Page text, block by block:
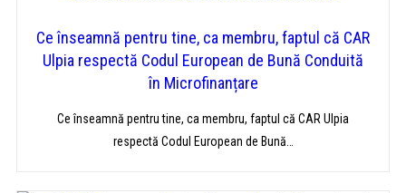
Ce înseamnă pentru tine, ca membru, faptul că CAR
Ulpia respectă Codul European de Bună Conduită
în Microfinanțare
Ce înseamnă pentru tine, ca membru, faptul că CAR Ulpia
respectă Codul European de Bună…